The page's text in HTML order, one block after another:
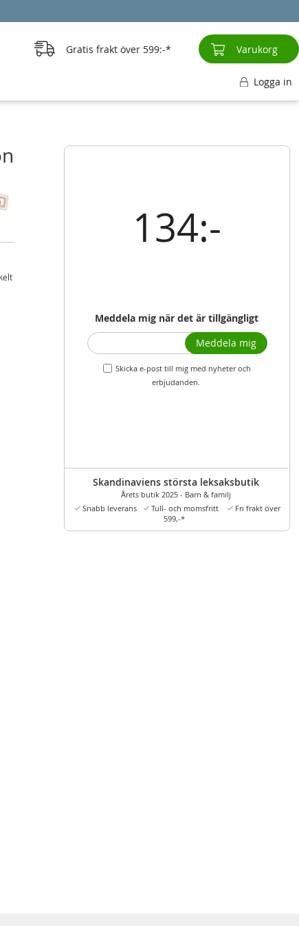
134:-
Meddela mig när det är tillgängligt
Skicka e-post till mig med nyheter och
erbjudanden.
Meddela mig
Skandinaviens största leksaksbutik
Årets butik 2025 - Barn & familj
Snabb leverans
Tull- och momsfritt
Fri frakt över
599,-*
Gratis frakt över 599:- Varukorg
Logga in